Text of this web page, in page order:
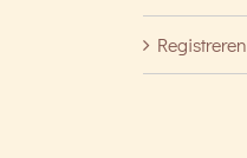
Registreren